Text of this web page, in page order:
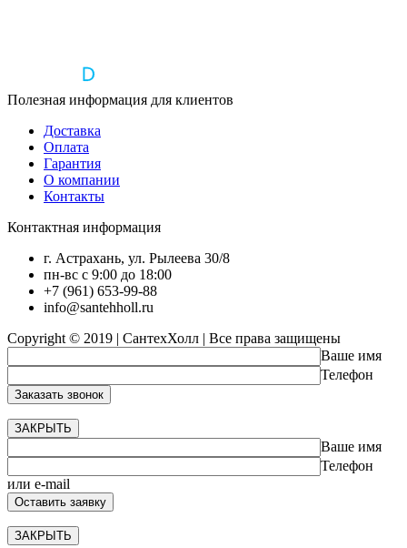
Полезная информация для клиентов
Доставка
Оплата
Гарантия
О компании
Контакты
Контактная информация
г. Астрахань, ул. Рылеева 30/8
пн-вс с 9:00 до 18:00
+7 (961) 653-99-88
info@santehholl.ru
Copyright © 2019 | СантехХолл | Все права защищены
Ваше имя
Телефон
ЗАКРЫТЬ
Ваше имя
Телефон
или e-mail
ЗАКРЫТЬ